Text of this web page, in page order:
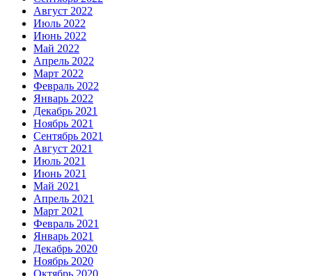
Август 2022
Июль 2022
Июнь 2022
Май 2022
Апрель 2022
Март 2022
Февраль 2022
Январь 2022
Декабрь 2021
Ноябрь 2021
Сентябрь 2021
Август 2021
Июль 2021
Июнь 2021
Май 2021
Апрель 2021
Март 2021
Февраль 2021
Январь 2021
Декабрь 2020
Ноябрь 2020